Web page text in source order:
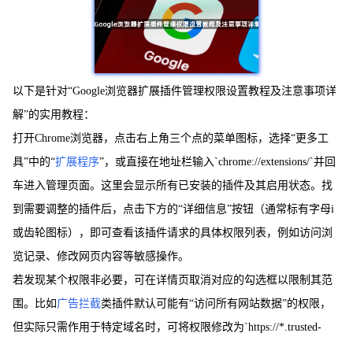
以下是针对“Google浏览器扩展插件管理权限设置教程及注意事项详
解”的实用教程：
打开Chrome浏览器，点击右上角三个点的菜单图标，选择“更多工
具”中的“扩展程序”，或直接在地址栏输入`chrome://extensions/`并回
车进入管理页面。这里会显示所有已安装的插件及其启用状态。找
到需要调整的插件后，点击下方的“详细信息”按钮（通常标有字母i
或齿轮图标），即可查看该插件请求的具体权限列表，例如访问浏
览记录、修改网页内容等敏感操作。
若发现某个权限非必要，可在详情页取消对应的勾选框以限制其范
围。比如 广告拦截类插件默认可能有“访问所有网站数据”的权限，
但实际只需作用于特定域名时，可将权限修改为`https://*.trusted-